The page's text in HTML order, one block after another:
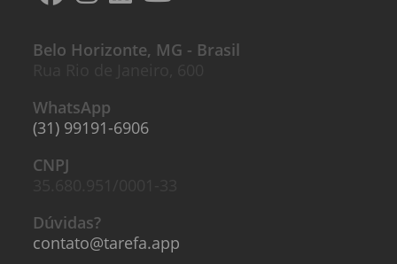
Belo Horizonte, MG - Brasil
WhatsApp
(31) 99191-6906
CNPJ
Dúvidas?
contato@tarefa.app